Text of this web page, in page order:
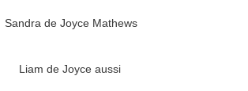
Sandra de Joyce Mathews
Liam de Joyce aussi